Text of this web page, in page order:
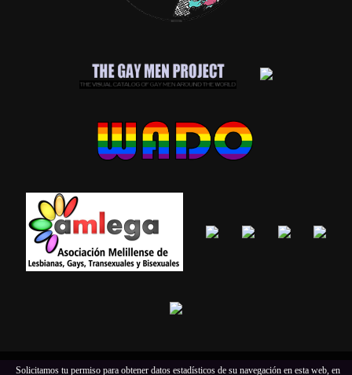
Solicitamos tu permiso para obtener datos estadísticos de su navegación en esta web, en